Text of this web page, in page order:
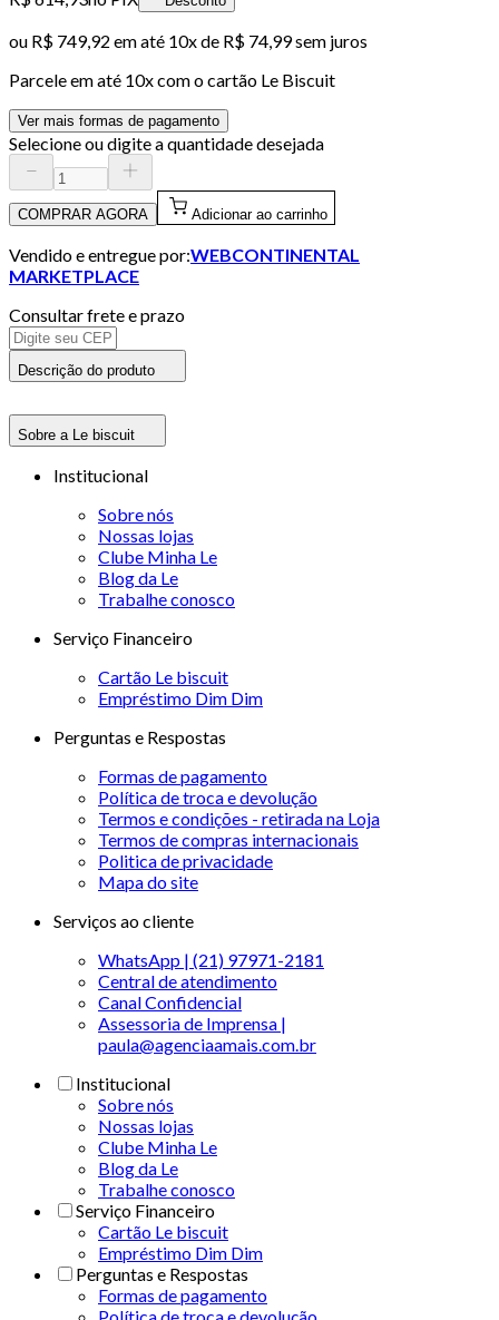
ou R$ 749,92 em até 10x de R$ 74,99 sem juros
Parcele em até 10x com o cartão Le Biscuit
Ver mais formas de pagamento
Selecione ou digite a quantidade desejada
COMPRAR AGORA Adicionar ao carrinho
Vendido e entregue por:WEBCONTINENTAL
MARKETPLACE
Consultar frete e prazo
Descrição do produto
Sobre a Le biscuit
Institucional
Sobre nós
Nossas lojas
Clube Minha Le
Blog da Le
Trabalhe conosco
Serviço Financeiro
Cartão Le biscuit
Empréstimo Dim Dim
Perguntas e Respostas
Formas de pagamento
Política de troca e devolução
Termos e condições - retirada na Loja
Termos de compras internacionais
Politica de privacidade
Mapa do site
Serviços ao cliente
WhatsApp | (21) 97971-2181
Central de atendimento
Canal Confidencial
Assessoria de Imprensa |
paula@agenciaamais.com.br
Institucional
Sobre nós
Nossas lojas
Clube Minha Le
Blog da Le
Trabalhe conosco
Serviço Financeiro
Cartão Le biscuit
Empréstimo Dim Dim
Perguntas e Respostas
Formas de pagamento